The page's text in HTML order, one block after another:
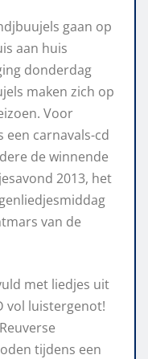
gaan op
aan huis
donderdag
maken zich op
Voor
een carnavals-cd
de winnende
2013, het
van de
met liedjes uit
vol luistergenot!
tijdens een